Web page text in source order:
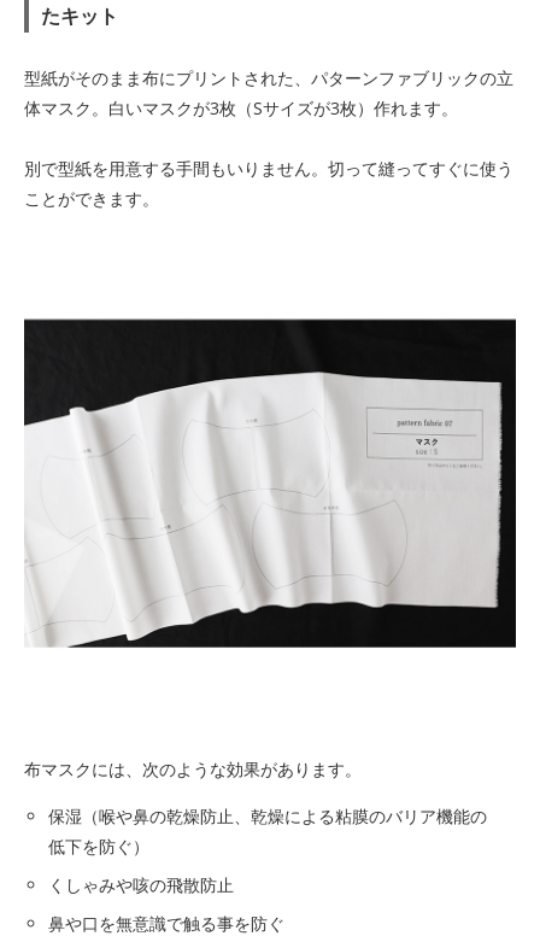
たキット
型紙がそのまま布にプリントされた、パターンファブリックの立
体マスク。白いマスクが3枚（Sサイズが3枚）作れます。
別で型紙を用意する手間もいりません。切って縫ってすぐに使う
ことができます。
布マスクには、次のような効果があります。
保湿（喉や鼻の乾燥防止、乾燥による粘膜のバリア機能の
低下を防ぐ）
くしゃみや咳の飛散防止
鼻や口を無意識で触る事を防ぐ